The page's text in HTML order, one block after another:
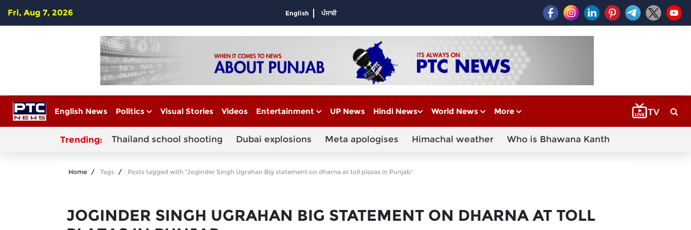
Fri, Aug 7, 2026 English ਪੰਜਾਬੀ
English News Politics Visual Stories Videos Entertainment UP News Hindi News World News More
Trending: Thailand school shooting Dubai explosions Meta apologises Himachal weather Who is Bhawana Kanth
Home Tags Posts tagged with "Joginder Singh Ugrahan Big statement on dharna at toll plazas in Punjab"
JOGINDER SINGH UGRAHAN BIG STATEMENT ON DHARNA AT TOLL